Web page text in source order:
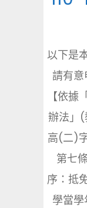
以下是
請有意
【依
辦法」(
高(二)
第七
序：抵
學當學